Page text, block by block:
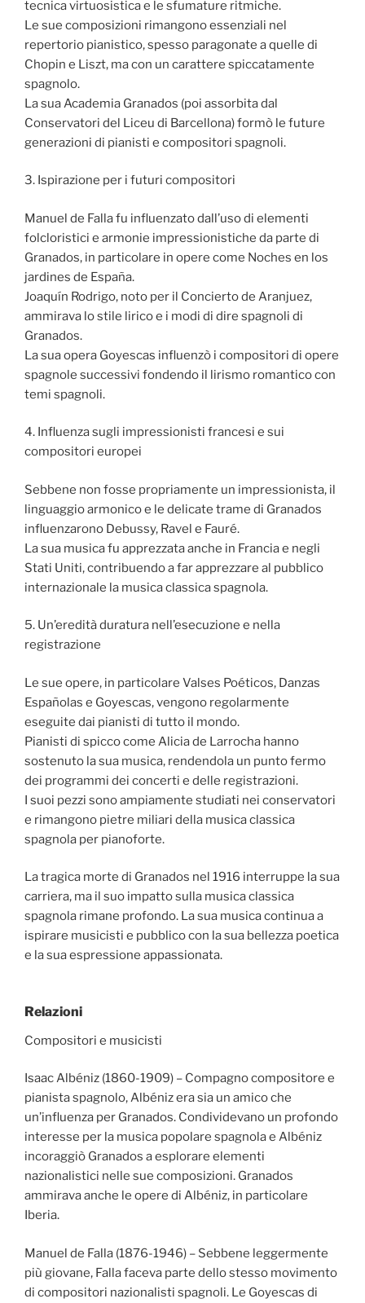
tecnica virtuosistica e le sfumature ritmiche.
Le sue composizioni rimangono essenziali nel
repertorio pianistico, spesso paragonate a quelle di
Chopin e Liszt, ma con un carattere spiccatamente
spagnolo.
La sua Academia Granados (poi assorbita dal
Conservatori del Liceu di Barcellona) formò le future
generazioni di pianisti e compositori spagnoli.
3. Ispirazione per i futuri compositori
Manuel de Falla fu influenzato dall’uso di elementi
folcloristici e armonie impressionistiche da parte di
Granados, in particolare in opere come Noches en los
jardines de España.
Joaquín Rodrigo, noto per il Concierto de Aranjuez,
ammirava lo stile lirico e i modi di dire spagnoli di
Granados.
La sua opera Goyescas influenzò i compositori di opere
spagnole successivi fondendo il lirismo romantico con
temi spagnoli.
4. Influenza sugli impressionisti francesi e sui
compositori europei
Sebbene non fosse propriamente un impressionista, il
linguaggio armonico e le delicate trame di Granados
influenzarono Debussy, Ravel e Fauré.
La sua musica fu apprezzata anche in Francia e negli
Stati Uniti, contribuendo a far apprezzare al pubblico
internazionale la musica classica spagnola.
5. Un’eredità duratura nell’esecuzione e nella
registrazione
Le sue opere, in particolare Valses Poéticos, Danzas
Españolas e Goyescas, vengono regolarmente
eseguite dai pianisti di tutto il mondo.
Pianisti di spicco come Alicia de Larrocha hanno
sostenuto la sua musica, rendendola un punto fermo
dei programmi dei concerti e delle registrazioni.
I suoi pezzi sono ampiamente studiati nei conservatori
e rimangono pietre miliari della musica classica
spagnola per pianoforte.
La tragica morte di Granados nel 1916 interruppe la sua
carriera, ma il suo impatto sulla musica classica
spagnola rimane profondo. La sua musica continua a
ispirare musicisti e pubblico con la sua bellezza poetica
e la sua espressione appassionata.
Relazioni
Compositori e musicisti
Isaac Albéniz (1860-1909) – Compagno compositore e
pianista spagnolo, Albéniz era sia un amico che
un’influenza per Granados. Condividevano un profondo
interesse per la musica popolare spagnola e Albéniz
incoraggiò Granados a esplorare elementi
nazionalistici nelle sue composizioni. Granados
ammirava anche le opere di Albéniz, in particolare
Iberia.
Manuel de Falla (1876-1946) – Sebbene leggermente
più giovane, Falla faceva parte dello stesso movimento
di compositori nazionalisti spagnoli. Le Goyescas di